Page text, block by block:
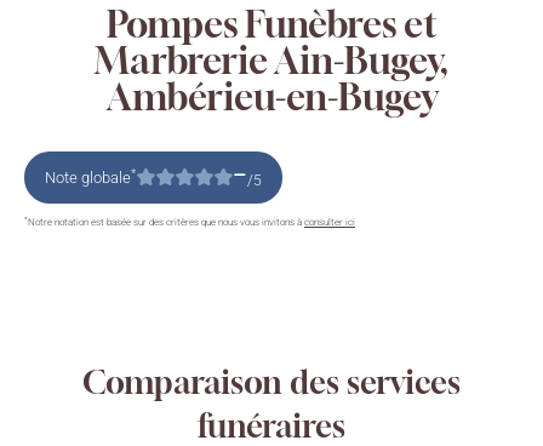
Pompes Funèbres et
Marbrerie Ain-Bugey,
Ambérieu-en-Bugey
Note globale* –/5
*Notre notation est basée sur des critères que nous vous invitons à consulter ici
Comparaison des services
funéraires